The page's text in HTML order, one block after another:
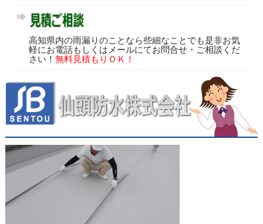
高知県内の雨漏りのことなら些細なことでも是非お気
軽にお電話もしくはメールにてお問合せ・ご相談くだ
さい！ 無料見積もりＯＫ！